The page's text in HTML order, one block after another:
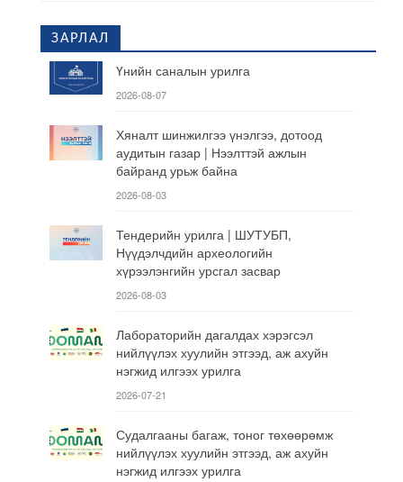
ЗАРЛАЛ
Үнийн саналын урилга
2026-08-07
Хяналт шинжилгээ үнэлгээ, дотоод
аудитын газар | Нээлттэй ажлын
байранд урьж байна
2026-08-03
Тендерийн урилга | ШУТУБП,
Нүүдэлчдийн археологийн
хүрээлэнгийн урсгал засвар
2026-08-03
Лабораторийн дагалдах хэрэгсэл
нийлүүлэх хуулийн этгээд, аж ахуйн
нэгжид илгээх урилга
2026-07-21
Судалгааны багаж, тоног төхөөрөмж
нийлүүлэх хуулийн этгээд, аж ахуйн
нэгжид илгээх урилга